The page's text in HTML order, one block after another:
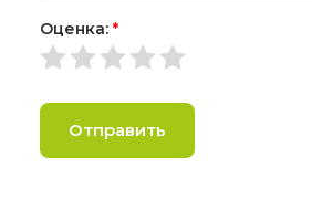
Оценка: *
Отправить